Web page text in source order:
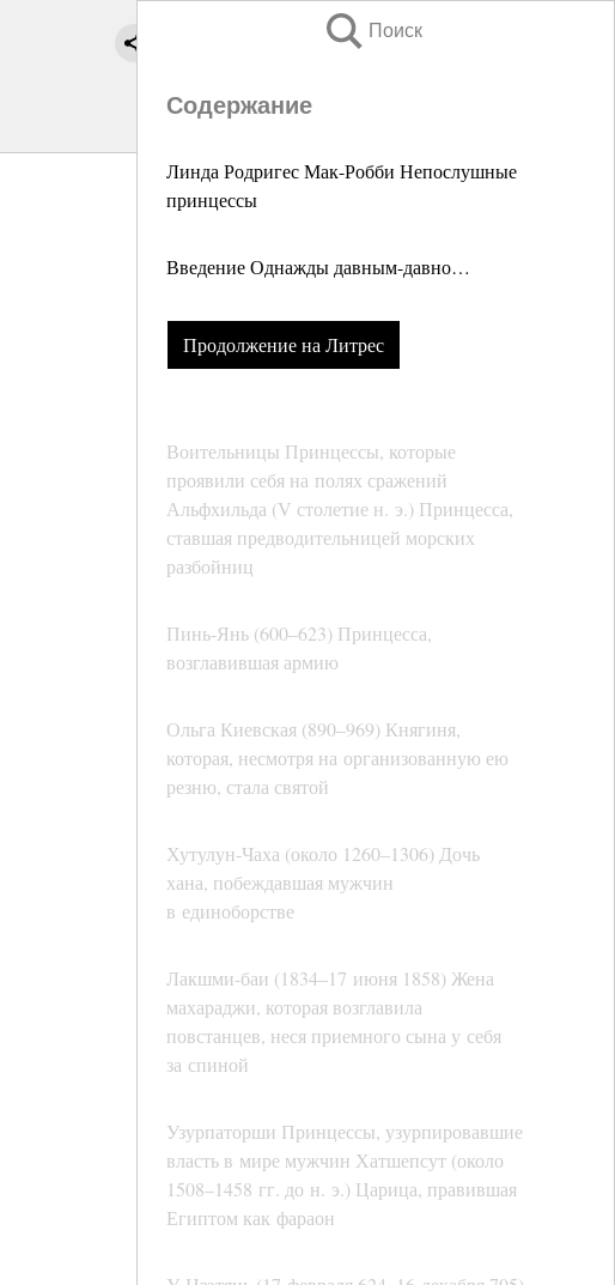
Поиск
Содержание
Линда Родригес Мак-Робби Непослушные
принцессы
Введение Однажды давным-давно…
Продолжение на Литрес
Воительницы Принцессы, которые
проявили себя на полях сражений
Альфхильда (V столетие н. э.) Принцесса,
ставшая предводительницей морских
разбойниц
Пинь-Янь (600–623) Принцесса,
возглавившая армию
Ольга Киевская (890–969) Княгиня,
которая, несмотря на организованную ею
резню, стала святой
Хутулун-Чаха (около 1260–1306) Дочь
хана, побеждавшая мужчин
в единоборстве
Лакшми-баи (1834–17 июня 1858) Жена
махараджи, которая возглавила
повстанцев, неся приемного сына у себя
за спиной
Узурпаторши Принцессы, узурпировавшие
власть в мире мужчин Хатшепсут (около
1508–1458 гг. до н. э.) Царица, правившая
Египтом как фараон